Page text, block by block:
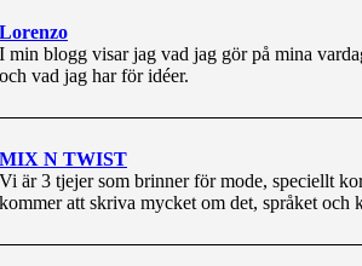
Lorenzo
I min blogg visar jag vad jag gör på mina
och vad jag har för idéer.
MIX N TWIST
Vi är 3 tjejer som brinner för mode, speciellt
kommer att skriva mycket om det, språket och